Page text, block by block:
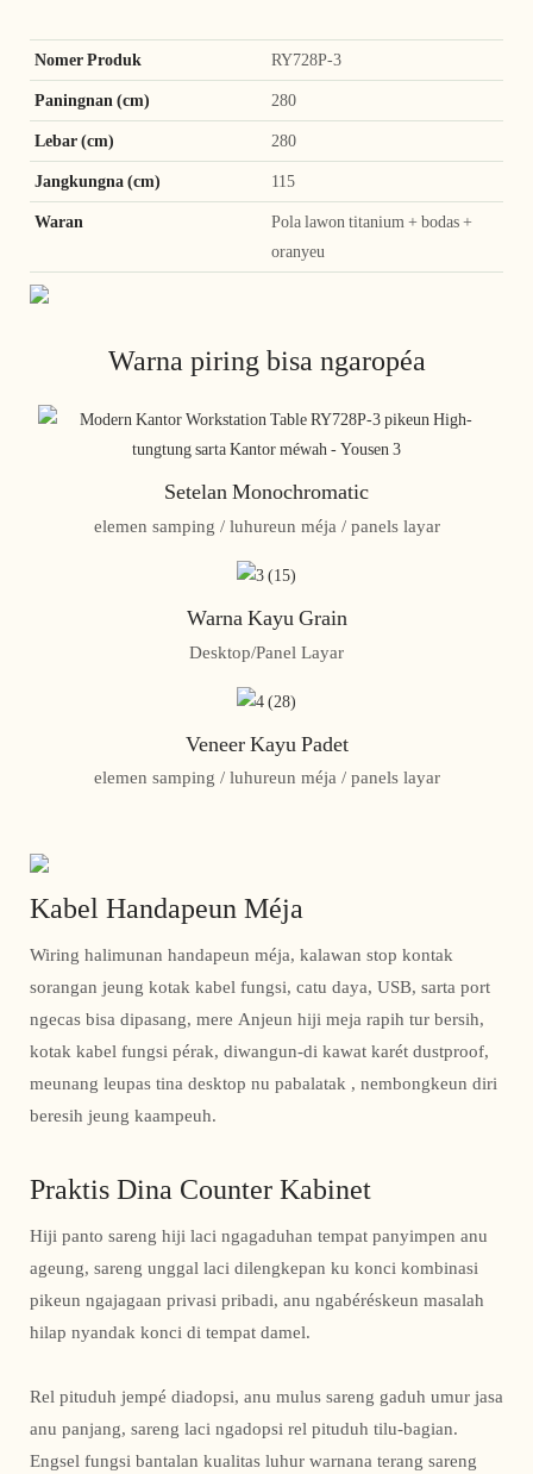
Nomer Produk RY728P-3
Paningnan (cm) 280
Lebar (cm) 280
Jangkungna (cm) 115
Waran
Pola lawon titanium + bodas +
oranyeu
Warna piring bisa ngaropéa
Setelan Monochromatic
elemen samping / luhureun méja / panels layar
Warna Kayu Grain
Desktop/Panel Layar
Veneer Kayu Padet
elemen samping / luhureun méja / panels layar
Kabel Handapeun Méja
Wiring halimunan handapeun méja, kalawan stop kontak
sorangan jeung kotak kabel fungsi, catu daya, USB, sarta port
ngecas bisa dipasang, mere Anjeun hiji meja rapih tur bersih,
kotak kabel fungsi pérak, diwangun-di kawat karét dustproof,
meunang leupas tina desktop nu pabalatak , nembongkeun diri
beresih jeung kaampeuh.
Praktis Dina Counter Kabinet
Hiji panto sareng hiji laci ngagaduhan tempat panyimpen anu
ageung, sareng unggal laci dilengkepan ku konci kombinasi
pikeun ngajagaan privasi pribadi, anu ngabéréskeun masalah
hilap nyandak konci di tempat damel.
Rel pituduh jempé diadopsi, anu mulus sareng gaduh umur jasa
anu panjang, sareng laci ngadopsi rel pituduh tilu-bagian.
Engsel fungsi bantalan kualitas luhur warnana terang sareng